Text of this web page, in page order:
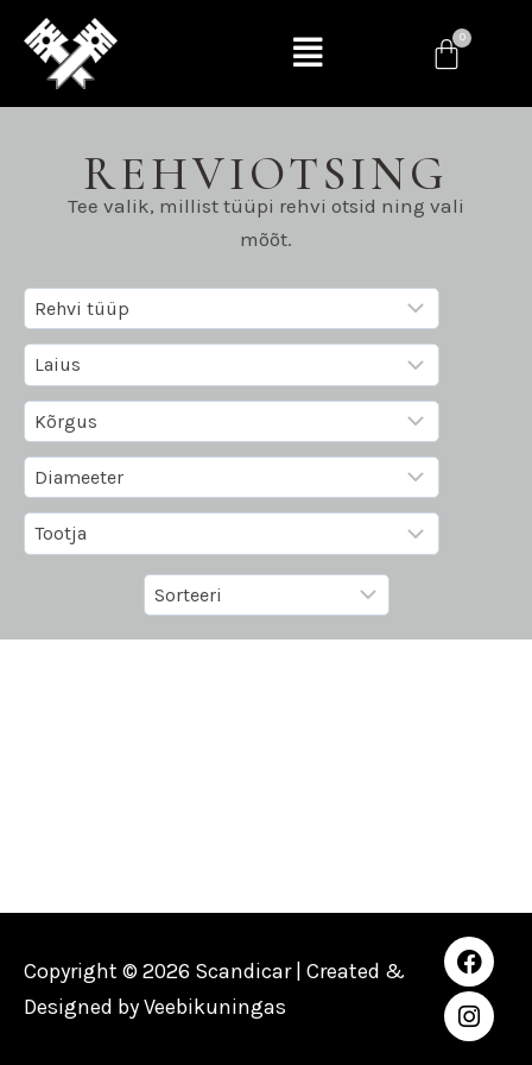
REHVIOTSING
Tee valik, millist tüüpi rehvi otsid ning vali
mõõt.
Copyright © 2026 Scandicar | Created &
Designed byVeebikuningas